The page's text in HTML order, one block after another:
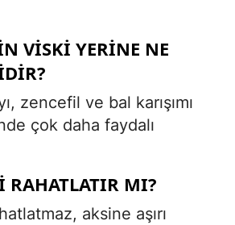
VISKI YERINE NE
zencefil ve bal karışımı
çok daha faydalı
RAHATLATIR MI?
aksine aşırı